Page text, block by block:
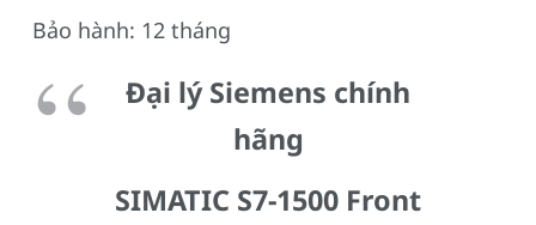
Bảo hành: 12 tháng
Đại lý Siemens chính
hãng
SIMATIC S7-1500 Front